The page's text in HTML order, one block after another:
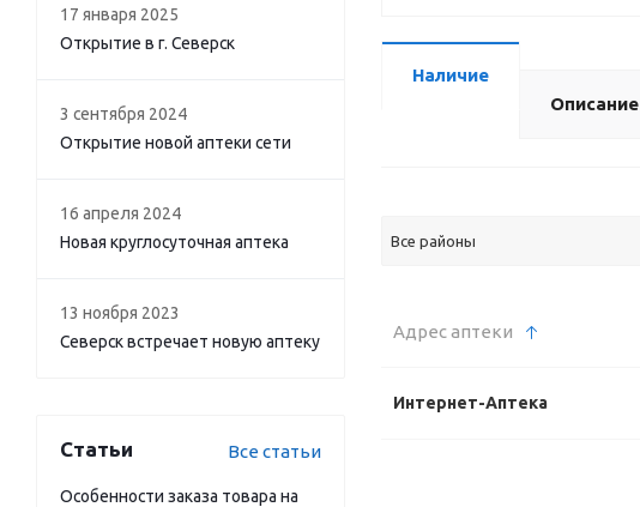
Наличие
Описание
Все районы
Адрес аптеки
Интернет-Аптека
17 января 2025
Открытие в г. Северск
3 сентября 2024
Открытие новой аптеки сети
16 апреля 2024
Новая круглосуточная аптека
13 ноября 2023
Северск встречает новую аптеку
Статьи Все статьи
Особенности заказа товара на